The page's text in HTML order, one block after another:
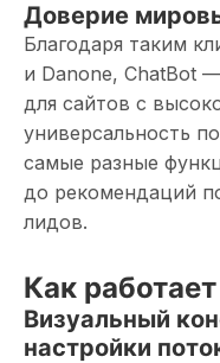
Доверие
Благодаря таким
и Danone, ChatBot
для сайтов с
универсальность
самые разные
до рекомендаций
лидов.
Как
Визуальный
настройки